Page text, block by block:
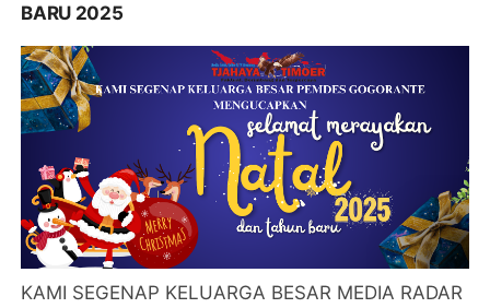
BARU 2025
KAMI SEGENAP KELUARGA BESAR MEDIA RADAR